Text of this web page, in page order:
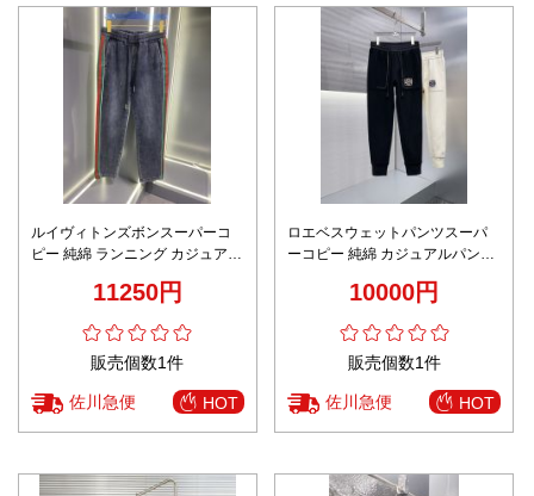
ルイヴィトンズボンスーパーコ
ピー 純綿 ランニング カジュアル
11250円
販売個数1件
佐川急便 HOT
ロエベスウェットパンツスーパ
ーコピー 純綿 カジュアルパンツ
10000円
販売個数1件
佐川急便 HOT